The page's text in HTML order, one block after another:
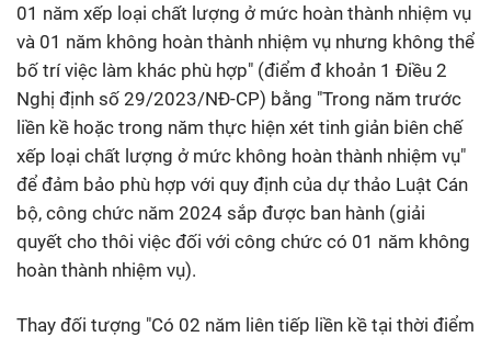
01 năm xếp loại chất lượng ở mức hoàn thành nhiệm vụ
và 01 năm không hoàn thành nhiệm vụ nhưng không thể
bố trí việc làm khác phù hợp" (điểm đ khoản 1 Điều 2
Nghị định số 29/2023/NĐ-CP) bằng "Trong năm trước
liền kề hoặc trong năm thực hiện xét tinh giản biên chế
xếp loại chất lượng ở mức không hoàn thành nhiệm vụ"
để đảm bảo phù hợp với quy định của dự thảo Luật Cán
bộ, công chức năm 2024 sắp được ban hành (giải
quyết cho thôi việc đối với công chức có 01 năm không
hoàn thành nhiệm vụ).
Thay đối tượng "Có 02 năm liên tiếp liền kề tại thời điểm